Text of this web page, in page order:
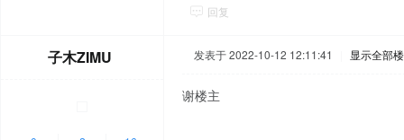
回复
子木ZIMU 发表于 2022-10-12 12:11:41 显示全部
谢楼主